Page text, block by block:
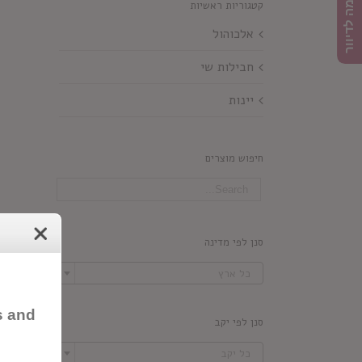
קטגוריות ראשיות
אלכוהול
חבילות שי
יינות
חיפוש מוצרים
סנן לפי מדינה
סנן לפי יקב
and